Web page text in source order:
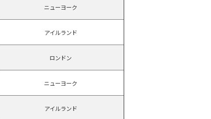
ニューヨーク
アイルランド
ロンドン
ニューヨーク
アイルランド